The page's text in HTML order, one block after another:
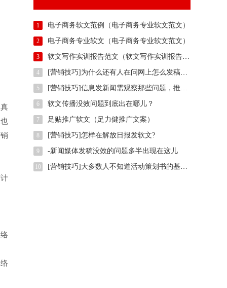
1 电子商务软文范例（电子商务专业软文范文）
2 电子商务专业软文（电子商务专业软文范文）
3 软文写作实训报告范文（软文写作实训报告范例）
4 [营销技巧]为什么还有人在问网上怎么发稿？用智慧软文
5 [营销技巧]信息发新闻需观察那些问题，推广方法有那些？
6 软文传播没效问题到底出在哪儿？
7 足贴推广软文（足力健推广文案）
8 [营销技巧]怎样在解放日报发软文?
9 -新闻媒体发稿没效的问题多半出现在这儿
10 [营销技巧]大多数人不知道活动策划书的基本样式是什么,我们一起了解下